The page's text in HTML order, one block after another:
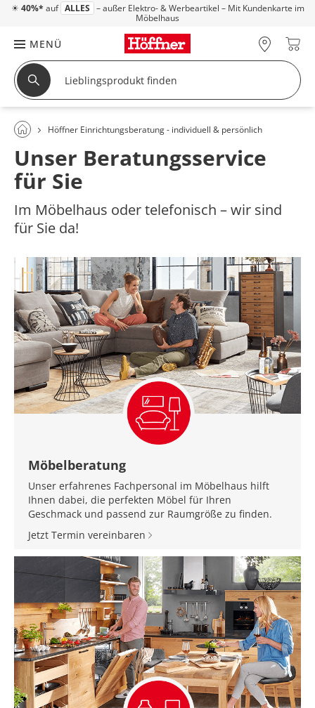
☀ 40%* auf ALLES – außer Elektro- & Werbeartikel – Mit Kundenkarte im
Möbelhaus
MENÜ
Höffner Einrichtungsberatung - individuell & persönlich
Unser Beratungsservice
für Sie
Im Möbelhaus oder telefonisch – wir sind
für Sie da!
Möbelberatung
Unser erfahrenes Fachpersonal im Möbelhaus hilft
Ihnen dabei, die perfekten Möbel für Ihren
Geschmack und passend zur Raumgröße zu finden.
Jetzt Termin vereinbaren